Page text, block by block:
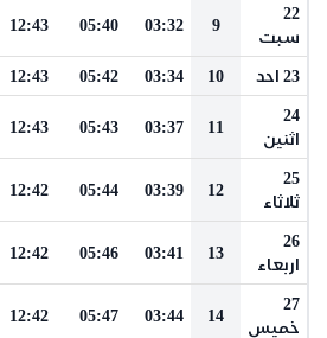
22
سبت
9
03:32
05:40
12:43
23 احد 10
03:34
05:42
12:43
24
اثنين
11
03:37
05:43
12:43
25
ثلاثاء
12
03:39
05:44
12:42
26
اربعاء
13
03:41
05:46
12:42
27
خميس
14
03:44
05:47
12:42